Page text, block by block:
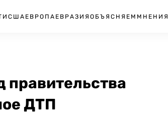
США ЕВРОПА ЕВРАЗИЯ ОБЪЯСНЯЕМ МНЕНИЯ
правительства
ДТП